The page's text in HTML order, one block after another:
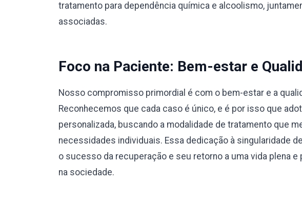
tratamento para dependência química e alcoolismo,
associadas.
Foco na Paciente: Bem-estar e
Nosso compromisso primordial é com o bem-estar e a
Reconhecemos que cada caso é único, e é por isso que
personalizada, buscando a modalidade de tratamento que
necessidades individuais. Essa dedicação à singularidade
o sucesso da recuperação e seu retorno a uma vida plena e
na sociedade.